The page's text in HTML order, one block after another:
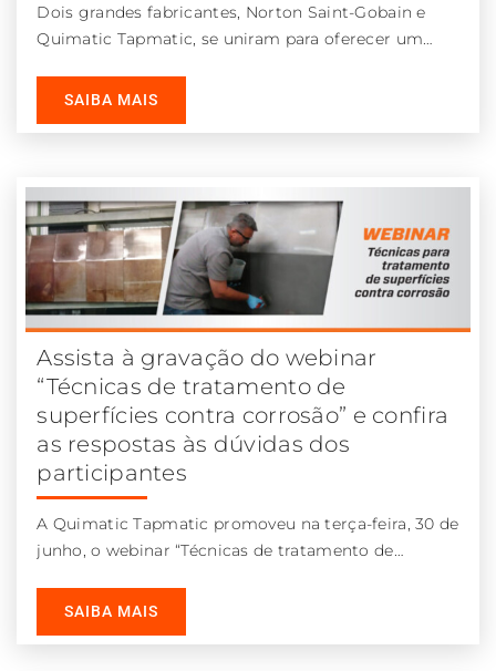
Dois grandes fabricantes, Norton Saint-Gobain e
Quimatic Tapmatic, se uniram para oferecer um
SAIBA MAIS
Assista à gravação do webinar
“Técnicas de tratamento de
superfícies contra corrosão” e confira
as respostas às dúvidas dos
participantes
A Quimatic Tapmatic promoveu na terça-feira, 30 de
junho, o webinar “Técnicas de tratamento de
SAIBA MAIS